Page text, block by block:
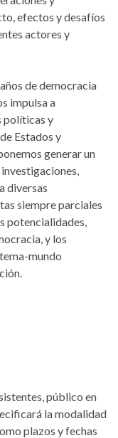
efectos y desafíos
actores y
de democracia
impulsa a
políticas y
Estados y
generar un
diversas
siempre parciales
potencialidades,
y los
mundo
público en
la modalidad
plazos y fechas